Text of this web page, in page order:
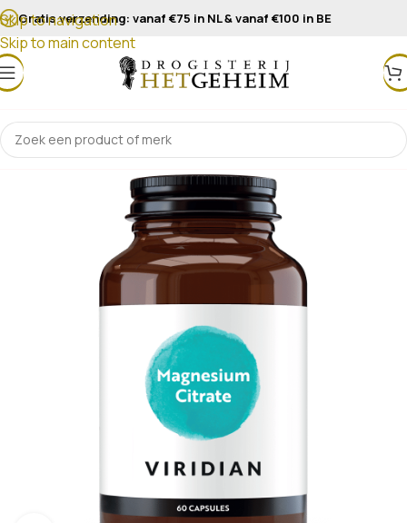
Skip to navigation
Skip to main content
Gratis verzending: vanaf €75 in NL & vanaf €100 in BE